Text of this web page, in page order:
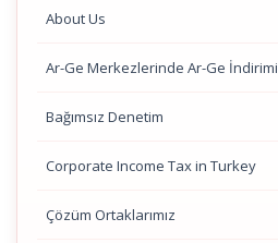
About Us
Ar-Ge Merkezlerinde Ar-Ge İndirimi
Bağımsız Denetim
Corporate Income Tax in Turkey
Çözüm Ortaklarımız